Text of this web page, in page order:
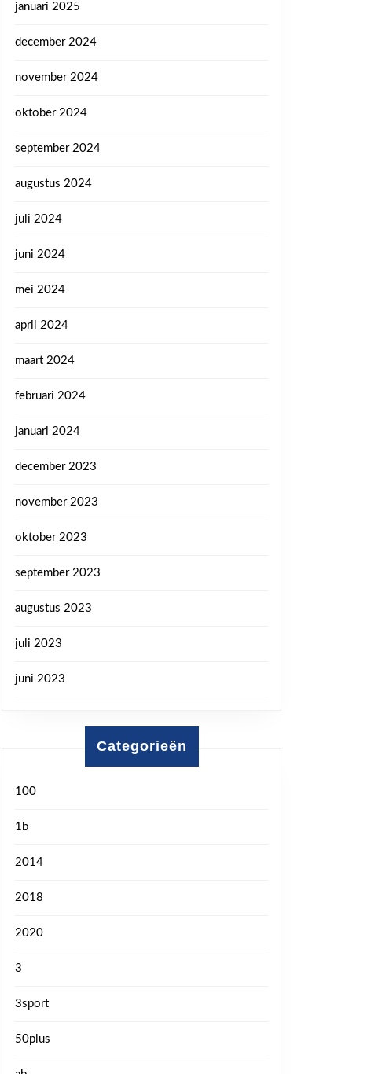
januari 2025
december 2024
november 2024
oktober 2024
september 2024
augustus 2024
juli 2024
juni 2024
mei 2024
april 2024
maart 2024
februari 2024
januari 2024
december 2023
november 2023
oktober 2023
september 2023
augustus 2023
juli 2023
juni 2023
Categorieën
100
1b
2014
2018
2020
3
3sport
50plus